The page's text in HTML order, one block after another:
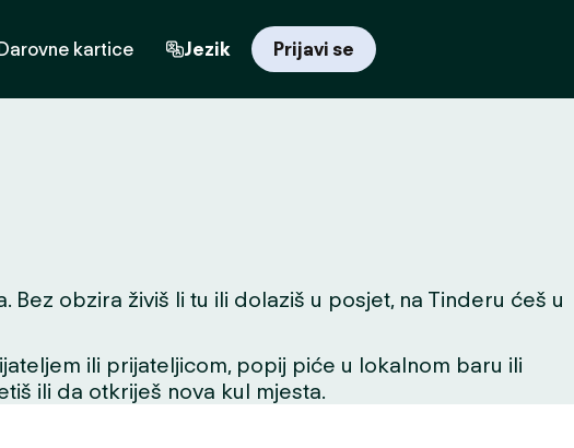
kartice Jezik Prijavi se
obzira živiš li tu ili dolaziš u posjet, na Tinderu ćeš u
ili prijateljicom, popij piće u lokalnom baru ili
ili da otkriješ nova kul mjesta.